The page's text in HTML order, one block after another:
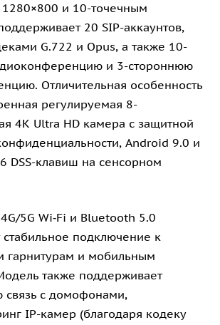
и 10-точечным
20 SIP-аккаунтов,
G.722 и Opus, а также 10-
и 3-стороннюю
Отличительная особенность
регулируемая 8-
4K Ultra HD камера с защитной
Android 9.0 и
DSS-клавиш на сенсорном
5G Wi‑Fi и Bluetooth 5.0
подключение к
гарнитурам и мобильным
также поддерживает
связь с домофонами,
IP-камер (благодаря кодеку